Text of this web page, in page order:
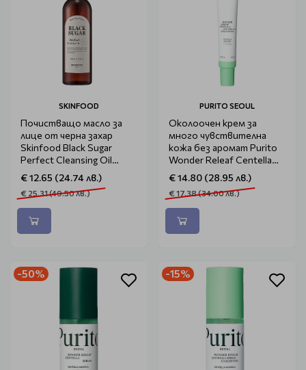
SKINFOOD
Почистващо масло за
лице от черна захар
Skinfood Black Sugar
Perfect Cleansing Oil
200ml
€ 12.65 (24.74 лв.)
€ 25.31 (49.50 лв.)
PURITO SEOUL
Околоочен крем за
много чувствителна
кожа без аромат Purito
Wonder Releaf Centella
Eye Cream Unscented
30ml
€ 14.80 (28.95 лв.)
€ 17.38 (34.00 лв.)
-50% -15%